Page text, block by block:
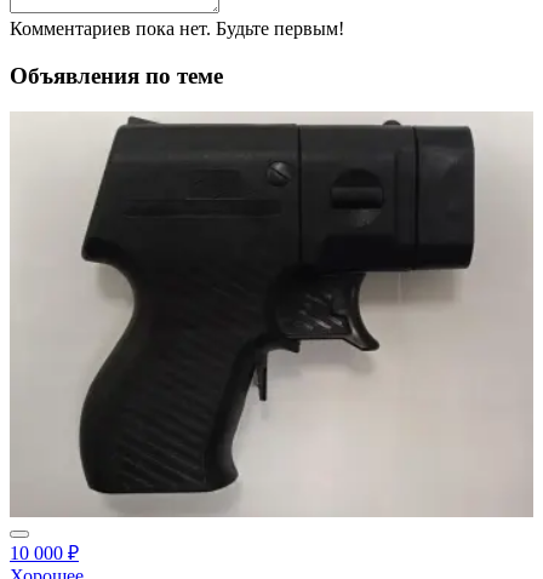
Комментариев пока нет. Будьте первым!
Объявления по теме
10 000 ₽